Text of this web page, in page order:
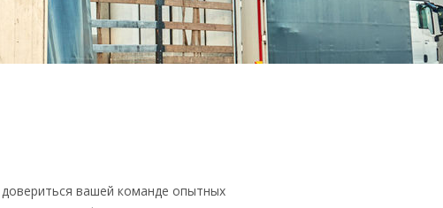
вашей команде опытных